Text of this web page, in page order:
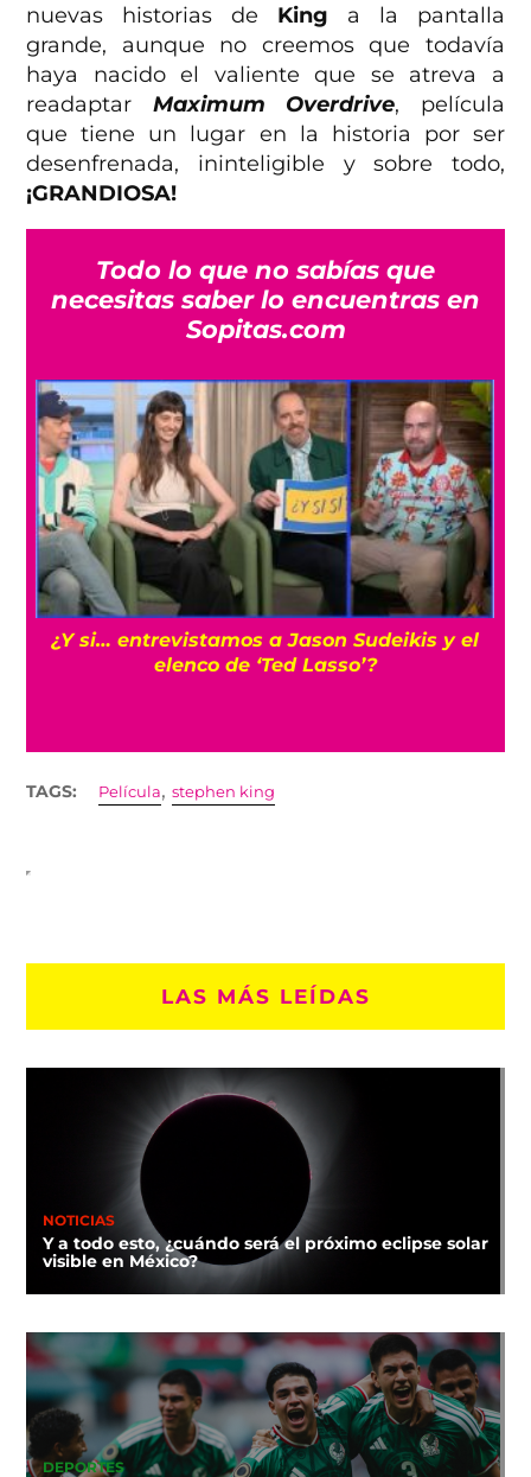
nuevas historias de King a la pantalla
grande, aunque no creemos que todavía
haya nacido el valiente que se atreva a
readaptar Maximum Overdrive, película
que tiene un lugar en la historia por ser
desenfrenada, ininteligible y sobre todo,
¡GRANDIOSA!
Todo lo que no sabías que
necesitas saber lo encuentras en
Sopitas.com
Cíclope: Kit Connor sería el elegido para los
‘X-Men’ en el MCU con Samara Weaving
TAGS: Película,stephen king
LAS MÁS LEÍDAS
NOTICIAS
Y a todo esto, ¿cuándo será el próximo eclipse solar
visible en México?
DEPORTES